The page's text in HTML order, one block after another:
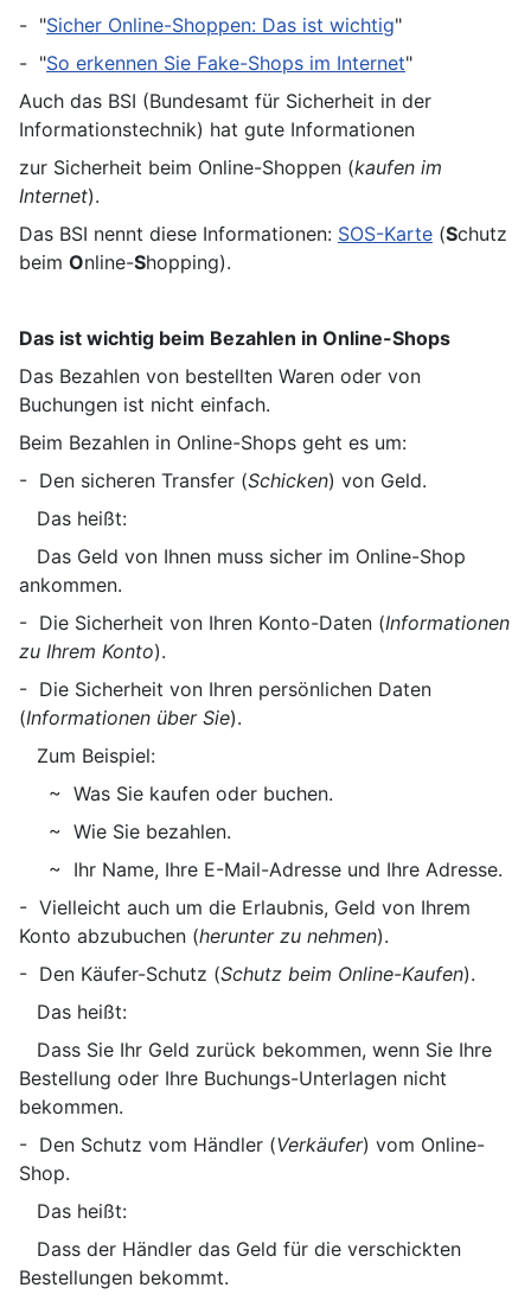
- "Sicher Online-Shoppen: Das ist wichtig"
- "So erkennen Sie Fake-Shops im Internet"
Auch das BSI (Bundesamt für Sicherheit in der
Informationstechnik) hat gute Informationen
zur Sicherheit beim Online-Shoppen (kaufen im
Internet).
Das BSI nennt diese Informationen: SOS-Karte (Schutz
beim Online-Shopping).
Das ist wichtig beim Bezahlen in Online-Shops
Das Bezahlen von bestellten Waren oder von
Buchungen ist nicht einfach.
Beim Bezahlen in Online-Shops geht es um:
- Den sicheren Transfer (Schicken) von Geld.
Das heißt:
Das Geld von Ihnen muss sicher im Online-Shop
ankommen.
- Die Sicherheit von Ihren Konto-Daten (Informationen
zu Ihrem Konto).
- Die Sicherheit von Ihren persönlichen Daten
(Informationen über Sie).
Zum Beispiel:
~ Was Sie kaufen oder buchen.
~ Wie Sie bezahlen.
~ Ihr Name, Ihre E-Mail-Adresse und Ihre Adresse.
- Vielleicht auch um die Erlaubnis, Geld von Ihrem
Konto abzubuchen (herunter zu nehmen).
- Den Käufer-Schutz (Schutz beim Online-Kaufen).
Das heißt:
Dass Sie Ihr Geld zurück bekommen, wenn Sie Ihre
Bestellung oder Ihre Buchungs-Unterlagen nicht
bekommen.
- Den Schutz vom Händler (Verkäufer) vom Online-
Shop.
Das heißt:
Dass der Händler das Geld für die verschickten
Bestellungen bekommt.